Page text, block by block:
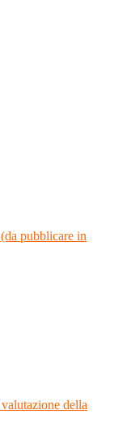
pubblicare in
della